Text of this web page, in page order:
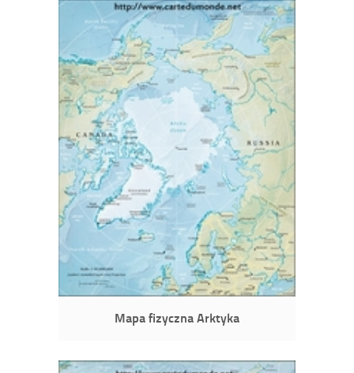
Mapa fizyczna Arktyka